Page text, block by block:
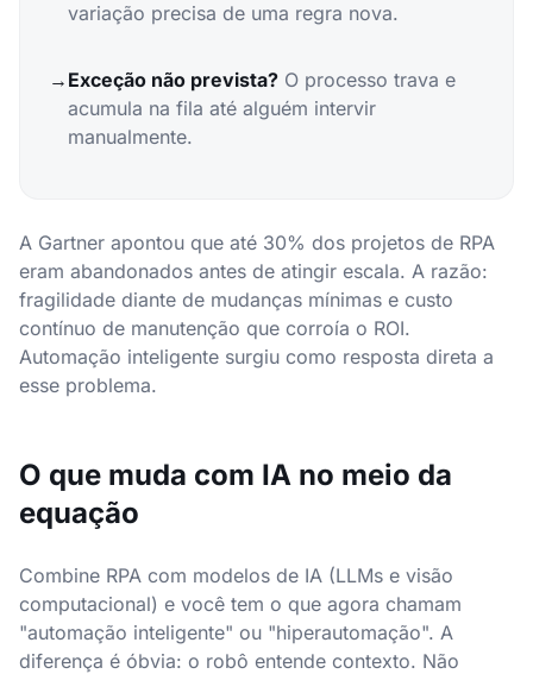
variação precisa de uma regra nova.
→ Exceção não prevista? O processo trava e
acumula na fila até alguém intervir
manualmente.
A Gartner apontou que até 30% dos projetos de RPA
eram abandonados antes de atingir escala. A razão:
fragilidade diante de mudanças mínimas e custo
contínuo de manutenção que corroía o ROI.
Automação inteligente surgiu como resposta direta a
esse problema.
O que muda com IA no meio da
equação
Combine RPA com modelos de IA (LLMs e visão
computacional) e você tem o que agora chamam
"automação inteligente" ou "hiperautomação". A
diferença é óbvia: o robô entende contexto. Não